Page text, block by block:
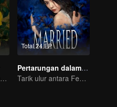
Liu Yifei Berani Mengejar Cinta
Total 24 EP
Pertarungan dalam Perkawinan
Tarik ulur antara Feng Shaofeng & Cai Wenjing